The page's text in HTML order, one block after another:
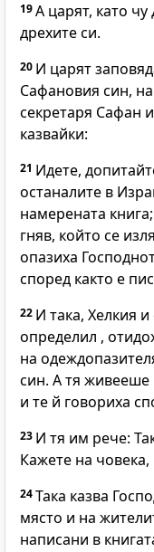
19А царят, като
дрехите си.
20 И царят
Сафановия син,
секретаря Сафан
казвайки:
21 Идете,
останалите в
намерената
гняв, който се
опазиха
според както е
22 И така, Хелкия
определил ,
на
син. А тя живееше
и те й говориха
23 И тя им рече:
Кажете на
24Така казва
място и на
написани в